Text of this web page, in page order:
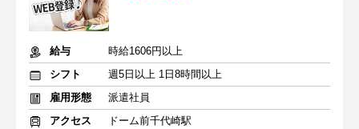
給与
時給1606円以上
シフト
週5日以上 1日8時間以上
雇用形態
派遣社員
アクセス
ドーム前千代崎駅